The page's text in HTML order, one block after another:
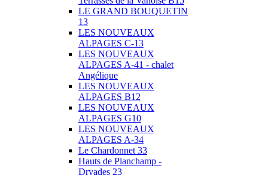
LE GRAND BOUQUETIN
13
LES NOUVEAUX
ALPAGES C-13
LES NOUVEAUX
ALPAGES A-41 - chalet
Angélique
LES NOUVEAUX
ALPAGES B12
LES NOUVEAUX
ALPAGES G10
LES NOUVEAUX
ALPAGES A-34
Le Chardonnet 33
Hauts de Planchamp -
Dryades 23